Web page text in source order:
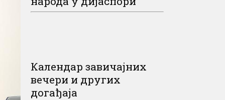
Календар завичајних
вечери и других
догађаја